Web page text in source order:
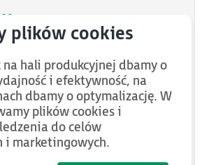
na hali produkcyjnej dbamy o
i efektywność, na
dbamy o optymalizację. W
plików cookies i
do celów
i marketingowych.